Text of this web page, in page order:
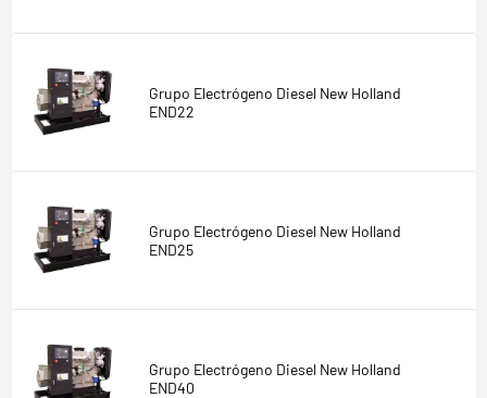
Grupo Electrógeno Diesel New Holland
END22
Grupo Electrógeno Diesel New Holland
END25
Grupo Electrógeno Diesel New Holland
END40